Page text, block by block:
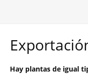
Hay plantas de igual